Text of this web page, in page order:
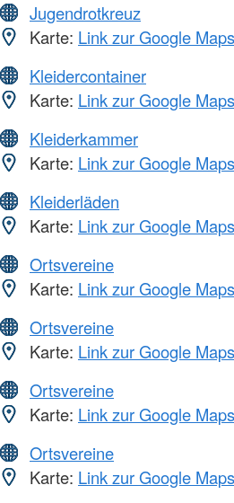
Jugendrotkreuz
Karte: Link zur Google
Kleidercontainer
Karte: Link zur Google
Kleiderkammer
Karte: Link zur Google
Kleiderläden
Karte: Link zur Google
Ortsvereine
Karte: Link zur Google
Ortsvereine
Karte: Link zur Google
Ortsvereine
Karte: Link zur Google
Ortsvereine
Karte: Link zur Google